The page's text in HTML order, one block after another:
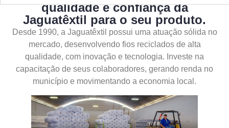
qualidade e confiança da
Jaguatêxtil para o seu produto.
Desde 1990, a Jaguatêxtil possui uma atuação sólida no
mercado, desenvolvendo fios reciclados de alta
qualidade, com inovação e tecnologia. Investe na
capacitação de seus colaboradores, gerando renda no
município e movimentando a economia local.